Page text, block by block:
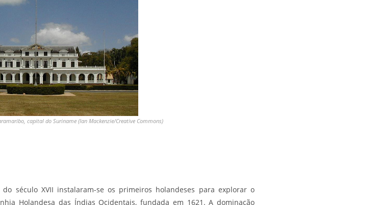
capital do Suriname (Ian Mackenzie/Creative Commons)
século XVII instalaram-se os primeiros holandeses para explorar o
Holandesa das Índias Ocidentais, fundada em 1621. A dominação